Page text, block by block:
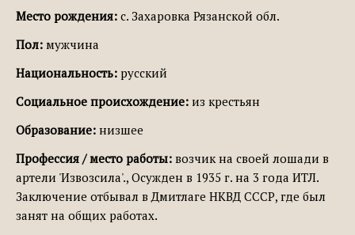
Место рождения: с. Захаровка Рязанской обл.
Пол: мужчина
Национальность: русский
Социальное происхождение: из крестьян
Образование: низшее
Профессия / место работы: возчик на своей лошади в
артели 'Извозсила'., Осужден в 1935 г. на 3 года ИТЛ.
Заключение отбывал в Дмитлаге НКВД СССР, где был
занят на общих работах.